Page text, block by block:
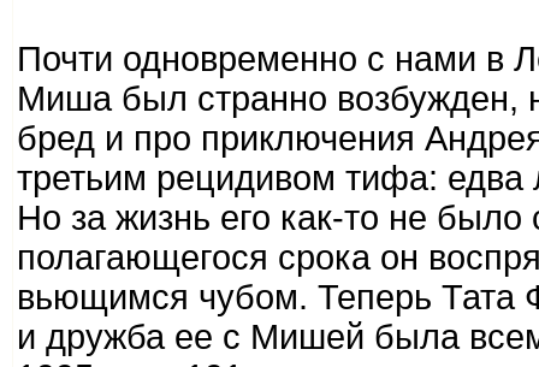
Почти одновременно с нами в
Миша был странно возбужден,
бред и про приключения
третьим рецидивом тифа:
Но за жизнь его как-то не
полагающегося срока он
вьющимся чубом. Теперь Тата
и дружба ее с Мишей была